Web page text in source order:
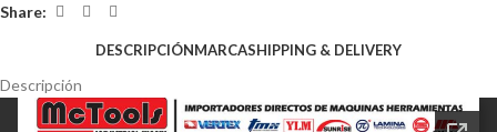
Share:
DESCRIPCIÓNMARCASHIPPING & DELIVERY
Descripción